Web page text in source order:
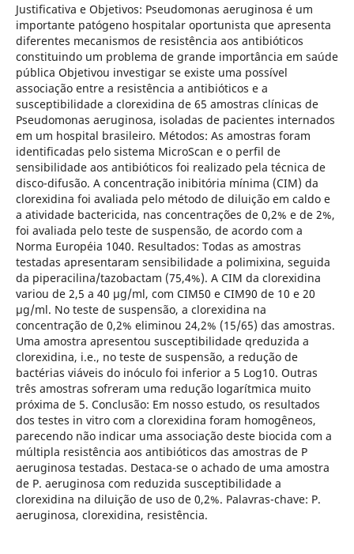
Justificativa e Objetivos: Pseudomonas aeruginosa é um
importante patógeno hospitalar oportunista que apresenta
diferentes mecanismos de resistência aos antibióticos
constituindo um problema de grande importância em saúde
pública Objetivou investigar se existe uma possível
associação entre a resistência a antibióticos e a
susceptibilidade a clorexidina de 65 amostras clínicas de
Pseudomonas aeruginosa, isoladas de pacientes internados
em um hospital brasileiro. Métodos: As amostras foram
identificadas pelo sistema MicroScan e o perfil de
sensibilidade aos antibióticos foi realizado pela técnica de
disco-difusão. A concentração inibitória mínima (CIM) da
clorexidina foi avaliada pelo método de diluição em caldo e
a atividade bactericida, nas concentrações de 0,2% e de 2%,
foi avaliada pelo teste de suspensão, de acordo com a
Norma Européia 1040. Resultados: Todas as amostras
testadas apresentaram sensibilidade a polimixina, seguida
da piperacilina/tazobactam (75,4%). A CIM da clorexidina
variou de 2,5 a 40 µg/ml, com CIM50 e CIM90 de 10 e 20
µg/ml. No teste de suspensão, a clorexidina na
concentração de 0,2% eliminou 24,2% (15/65) das amostras.
Uma amostra apresentou susceptibilidade qreduzida a
clorexidina, i.e., no teste de suspensão, a redução de
bactérias viáveis do inóculo foi inferior a 5 Log10. Outras
três amostras sofreram uma redução logarítmica muito
próxima de 5. Conclusão: Em nosso estudo, os resultados
dos testes in vitro com a clorexidina foram homogêneos,
parecendo não indicar uma associação deste biocida com a
múltipla resistência aos antibióticos das amostras de P
aeruginosa testadas. Destaca-se o achado de uma amostra
de P. aeruginosa com reduzida susceptibilidade a
clorexidina na diluição de uso de 0,2%. Palavras-chave: P.
aeruginosa, clorexidina, resistência.